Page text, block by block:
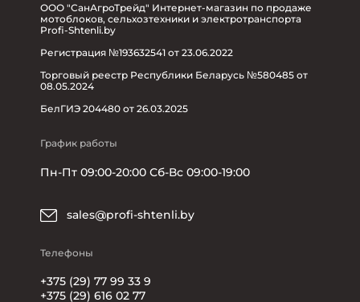
ООО "СанАгроТрейд" Интернет-магазин по продаже
мотоблоков, сельхозтехники и электротранспорта
Profi-Shtenli.by
Регистрация №193632541 от 23.06.2022
Торговый реестр Республики Беларусь №580485 от
08.05.2024
БелГИЭ 204480 от 26.03.2025
График работы
Пн-Пт 09:00-20:00 Сб-Вс 09:00-19:00
sales@profi-shtenli.by
Телефоны
+375 (29) 77 99 33 9
+375 (29) 616 02 77